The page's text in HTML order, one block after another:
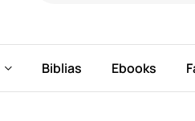
Biblias Ebooks